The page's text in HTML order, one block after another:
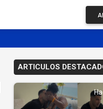
ARTICULOS